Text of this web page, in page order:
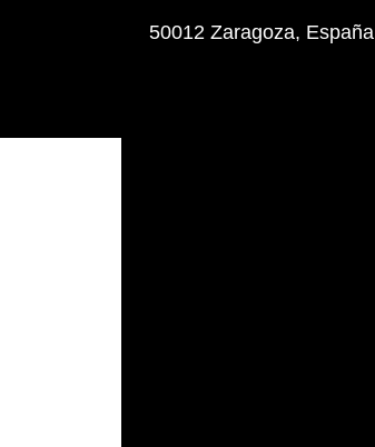
50012 Zaragoza, España